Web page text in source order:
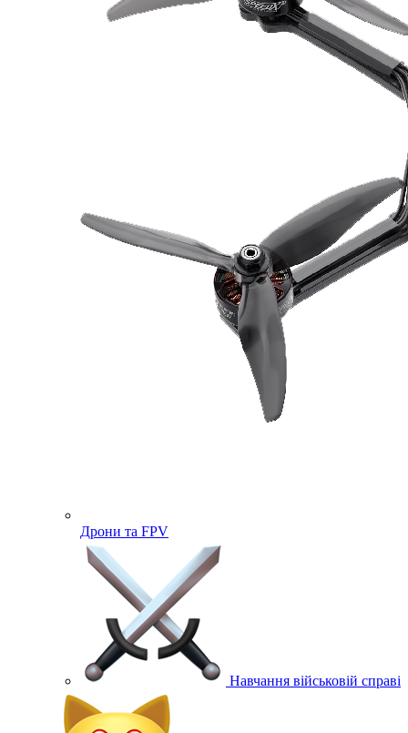
Дрони та FPV
Навчання військовій справі